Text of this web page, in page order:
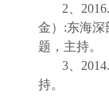
2、
金） :东海深
题，主持。
3、 2014.
持。